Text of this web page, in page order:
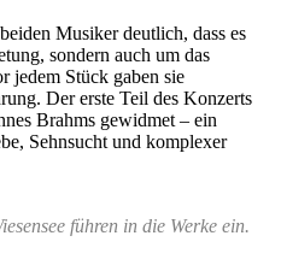
Musiker deutlich, dass es
sondern auch um das
jedem Stück gaben sie
Der erste Teil des Konzerts
Brahms gewidmet – ein
Sehnsucht und komplexer
führen in die Werke ein.